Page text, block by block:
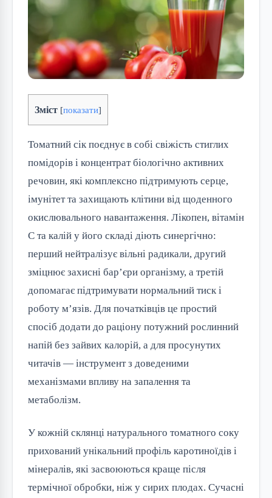
Зміст [показати]
Томатний сік поєднує в собі свіжість стиглих
помідорів і концентрат біологічно активних
речовин, які комплексно підтримують серце,
імунітет та захищають клітини від щоденного
окислювального навантаження. Лікопен, вітамін
C та калій у його складі діють синергічно:
перший нейтралізує вільні радикали, другий
зміцнює захисні бар’єри організму, а третій
допомагає підтримувати нормальний тиск і
роботу м’язів. Для початківців це простий
спосіб додати до раціону потужний рослинний
напій без зайвих калорій, а для просунутих
читачів — інструмент з доведеними
механізмами впливу на запалення та
метаболізм.
У кожній склянці натурального томатного соку
прихований унікальний профіль каротиноїдів і
мінералів, які засвоюються краще після
термічної обробки, ніж у сирих плодах. Сучасні